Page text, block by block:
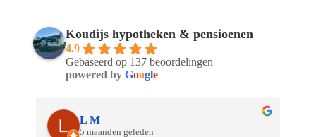
Koudijs hypotheken & pensioenen
4.9
Gebaseerd op 137 beoordelingen
powered by Google
L M
5 maanden geleden